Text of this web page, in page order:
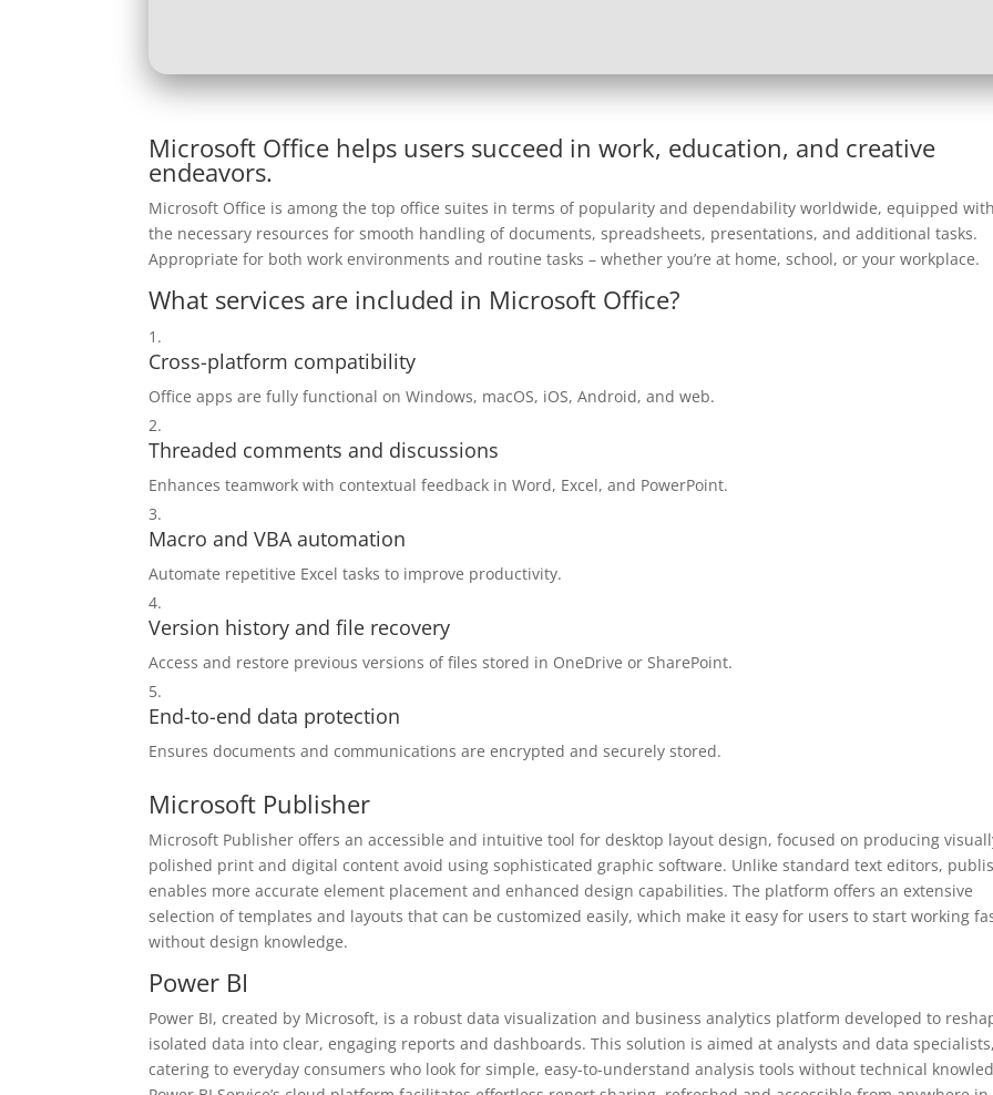
Microsoft Office helps users succeed in work, education, and creative
endeavors.
Microsoft Office is among the top office suites in terms of popularity and dependability worldwide, equipped
the necessary resources for smooth handling of documents, spreadsheets, presentations, and additional tasks.
Appropriate for both work environments and routine tasks – whether you’re at home, school, or your workplace.
What services are included in Microsoft Office?
Cross-platform compatibility
Office apps are fully functional on Windows, macOS, iOS, Android, and web.
Threaded comments and discussions
Enhances teamwork with contextual feedback in Word, Excel, and PowerPoint.
Macro and VBA automation
Automate repetitive Excel tasks to improve productivity.
Version history and file recovery
Access and restore previous versions of files stored in OneDrive or SharePoint.
End-to-end data protection
Ensures documents and communications are encrypted and securely stored.
Microsoft Publisher
Microsoft Publisher offers an accessible and intuitive tool for desktop layout design, focused on producing
polished print and digital content avoid using sophisticated graphic software. Unlike standard text editors,
enables more accurate element placement and enhanced design capabilities. The platform offers an extensive
selection of templates and layouts that can be customized easily, which make it easy for users to start working
without design knowledge.
Power BI
Power BI, created by Microsoft, is a robust data visualization and business analytics platform developed to
isolated data into clear, engaging reports and dashboards. This solution is aimed at analysts and data
catering to everyday consumers who look for simple, easy-to-understand analysis tools without technical